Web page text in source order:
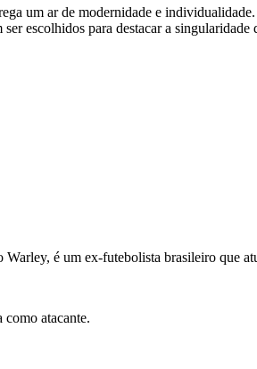
um ar de modernidade e
escolhidos para destacar a singularidade
é um ex-futebolista brasileiro que
atacante.